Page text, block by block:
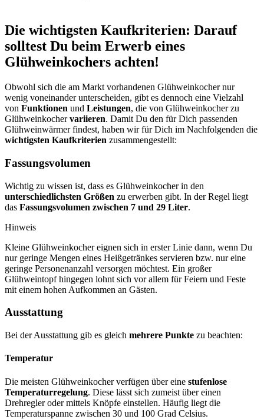
Die wichtigsten Kaufkriterien: Darauf
solltest Du beim Erwerb eines
Glühweinkochers achten!
Obwohl sich die am Markt vorhandenen Glühweinkocher nur
wenig voneinander unterscheiden, gibt es dennoch eine Vielzahl
von Funktionen und Leistungen, die von Glühweinkocher zu
Glühweinkochervariieren. Damit Du den für Dich passenden
Glühweinwärmer findest, haben wir für Dich im Nachfolgenden die
wichtigsten Kaufkriterien zusammengestellt:
Fassungsvolumen
Wichtig zu wissen ist, dass es Glühweinkocher in den
unterschiedlichsten Größen zu erwerben gibt. In der Regel liegt
das Fassungsvolumen zwischen 7 und 29 Liter.
Hinweis
Kleine Glühweinkocher eignen sich in erster Linie dann, wenn Du
nur geringe Mengen eines Heißgetränkes servieren bzw. nur eine
geringe Personenanzahl versorgen möchtest. Ein großer
Glühweintopf hingegen lohnt sich vor allem für Feiern und Feste
mit einem hohen Aufkommen an Gästen.
Ausstattung
Bei der Ausstattung gib es gleich mehrere Punkte zu beachten:
Temperatur
Die meisten Glühweinkocher verfügen über eine stufenlose
Temperaturregelung. Diese lässt sich zumeist über einen
Drehregler oder mittels Knöpfe einstellen. Häufig liegt die
Temperaturspanne zwischen 30 und 100 Grad Celsius.